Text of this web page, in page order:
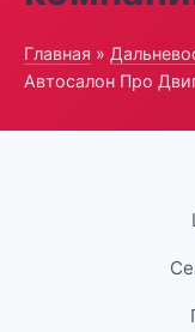
Главная »
Автосалон Про